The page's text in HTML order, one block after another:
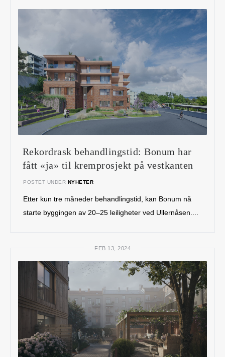
Rekordrask behandlingstid: Bonum har
fått «ja» til kremprosjekt på vestkanten
POSTET UNDER NYHETER
Etter kun tre måneder behandlingstid, kan Bonum nå
starte byggingen av 20–25 leiligheter ved Ullernåsen....
FEB 13, 2024